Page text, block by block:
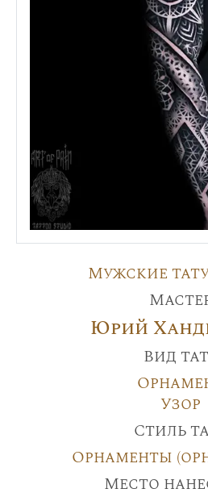
Мужские
Юрий
Вид
Узор
Стиль
Орнаменты
Место